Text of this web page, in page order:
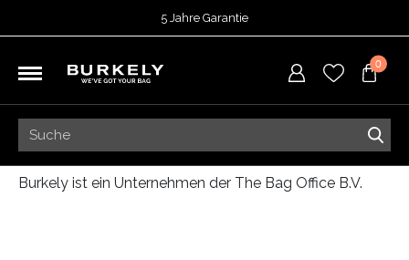
5 Jahre Garantie
Vor 15:00 Uhr bestellt =
heute versendet
0
Preben Horsten - Geschaftsfuhrer
Wenn Sie Fragen haben, senden Sie uns bitte eine
E-Mail!
Burkely ist ein Unternehmen der The Bag Office B.V.